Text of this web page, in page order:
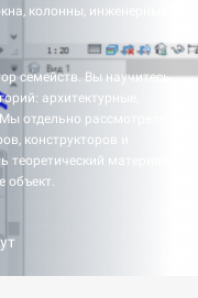
колонны, инженерные
семейств. Вы научитесь
архитектурные,
отдельно рассмотрели
конструкторов и
материал
объект.